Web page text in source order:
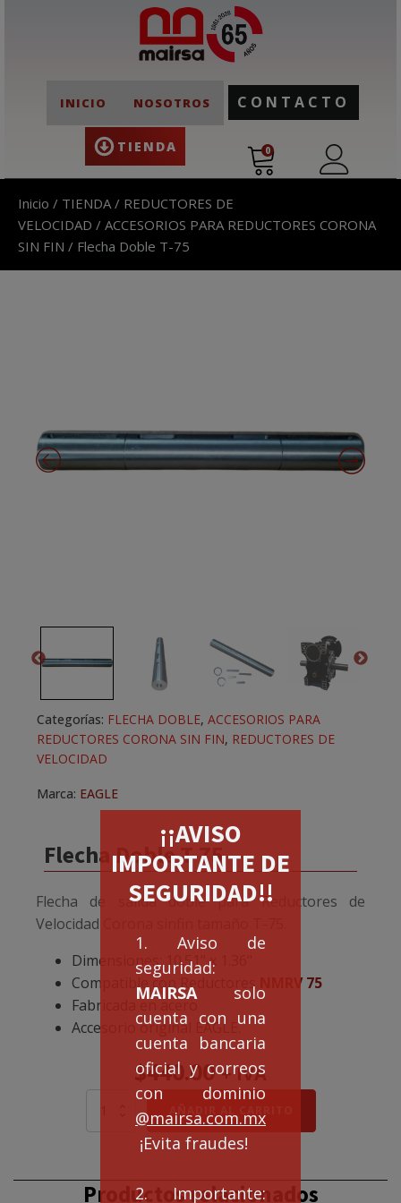
INICIO NOSOTROS
TIENDA
CONTACTO
0
¡¡AVISO
IMPORTANTE DE
SEGURIDAD!!
1. Aviso de
seguridad:
MAIRSAsolo
cuenta con una
cuenta bancaria
oficial y correos
con dominio
@mairsa.com.mx
¡Evita fraudes!
2. Importante:
Inicio / TIENDA / REDUCTORES DE
VELOCIDAD / ACCESORIOS PARA REDUCTORES CORONA
SIN FIN / Flecha Doble T-75
Flecha Doble T-75
Flecha de salida doble para Reductores de
Velocidad Corona sinfin tamaño T-75.
Dimensiones: 10.51" x 1.36"
Compatible con Reductores
NMRV 75
Fabricada en acero
Accesorio original EAGLE.
$440.00 + IVA
AÑADIR AL CARRITO
Categorías: FLECHA DOBLE, ACCESORIOS PARA
REDUCTORES CORONA SIN FIN, REDUCTORES DE
VELOCIDAD
Marca: EAGLE
Productos relacionados